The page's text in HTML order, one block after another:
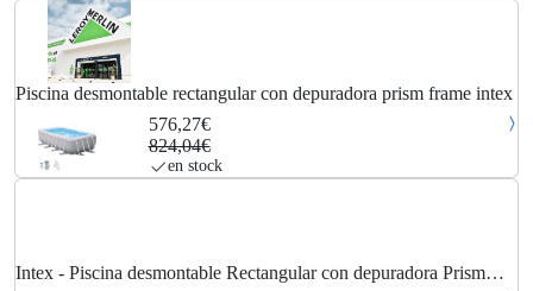
Piscina desmontable rectangular con depuradora prism frame intex
576,27€
824,04€
en stock
Intex - Piscina desmontable Rectangular con depuradora Prism